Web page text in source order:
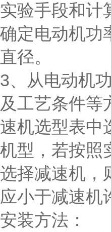
实验手段和计
确定电动机功
直径。
3、从电动机
及工艺条件等
速机选型表中
机型，若按照
选择减速机，
应小于减速机
安装方法：